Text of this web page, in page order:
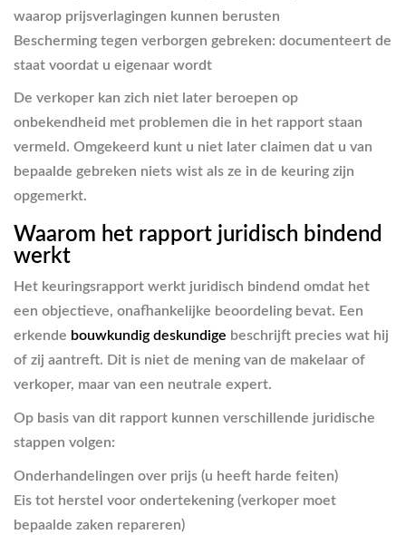
waarop prijsverlagingen kunnen berusten
Bescherming tegen verborgen gebreken: documenteert de
staat voordat u eigenaar wordt
De verkoper kan zich niet later beroepen op
onbekendheid met problemen die in het rapport staan
vermeld. Omgekeerd kunt u niet later claimen dat u van
bepaalde gebreken niets wist als ze in de keuring zijn
opgemerkt.
Waarom het rapport juridisch bindend
werkt
Het keuringsrapport werkt juridisch bindend omdat het
een objectieve, onafhankelijke beoordeling bevat. Een
erkende bouwkundig deskundige beschrijft precies wat hij
of zij aantreft. Dit is niet de mening van de makelaar of
verkoper, maar van een neutrale expert.
Op basis van dit rapport kunnen verschillende juridische
stappen volgen:
Onderhandelingen over prijs (u heeft harde feiten)
Eis tot herstel voor ondertekening (verkoper moet
bepaalde zaken repareren)